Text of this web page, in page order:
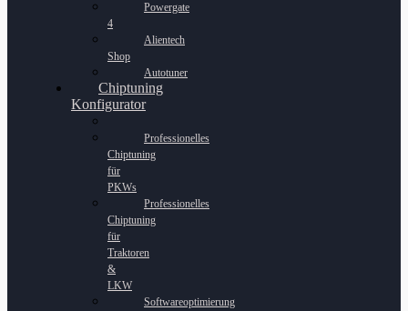
Powergate
4
Alientech
Shop
Autotuner
Chiptuning
Konfigurator
Professionelles
Chiptuning
für
PKWs
Professionelles
Chiptuning
für
Traktoren
&
LKW
Softwareoptimierung